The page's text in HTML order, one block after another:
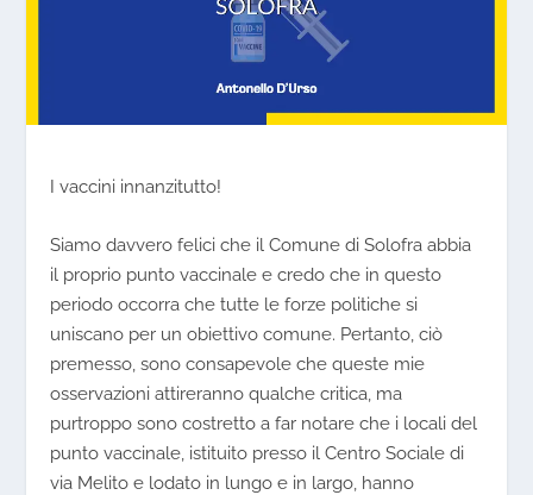
I vaccini innanzitutto!
Siamo davvero felici che il Comune di Solofra abbia
il proprio punto vaccinale e credo che in questo
periodo occorra che tutte le forze politiche si
uniscano per un obiettivo comune. Pertanto, ciò
premesso, sono consapevole che queste mie
osservazioni attireranno qualche critica, ma
purtroppo sono costretto a far notare che i locali del
punto vaccinale, istituito presso il Centro Sociale di
via Melito e lodato in lungo e in largo, hanno